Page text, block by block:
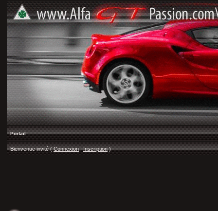
Portail
Bienvenue invité ( Connexion |Inscription)